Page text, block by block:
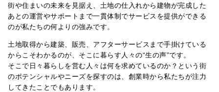
街や住まいの未来を見据え、土地の仕入れから建物が完成した
あとの運営やサポートまで一貫体制でサービスを提供ができる
のが私たちの何よりの強みです。
土地取得から建築、販売、アフターサービスまで手掛けている
からこそわかるのが、そこに暮らす人々の“生の声”です。
そこで日々暮らしを営む人々は何を求めているのか？という街
のポテンシャルやニーズを探すのは、創業時から私たちが注力
してきたこと でもあります。